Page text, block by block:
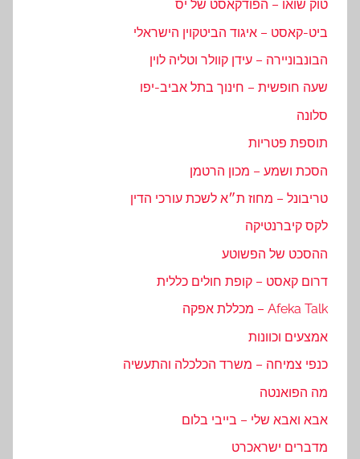
טוק שואו – הפודקאסט של יס
ביט-קאסט – איגוד הביטקוין הישראלי
הבונבוניירה – עידן קוולר וטליה לוין
שעה חופשית – חינוך בתל אביב-יפו
סלונה
תוספת פטריות
הסכת ושמע – מכון הרטמן
טריבונל – מחוז ת״א לשכת עורכי הדין
לקס קיברנטיקה
ההסכט של הפשוטע
דרום קאסט – קופת חולים כללית
Afeka Talk – מכללת אפקה
אמצעים וכוונות
כנפי צמיחה – משרד הכלכלה והתעשיה
מה הפואנטה
אבא ואבא שלי – בייבי בלום
מדברים ישראכרט